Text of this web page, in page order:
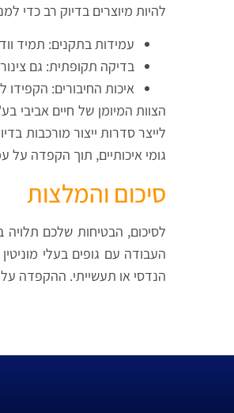
להיות מיוצרים בדיוק רב כדי
עמידות בתקנים: תמיד
בדיקה תקופתית: גם
איכות החיבורים:
לייצר סדרות ייצור מורכבות
גומי איכותיים, תוך הקפדה על
סיכום והמלצות
לסיכום, הבטיחות שלכם
העבודה עם גופים בעלי
הנדסי או תעשייתי. ההקפדה